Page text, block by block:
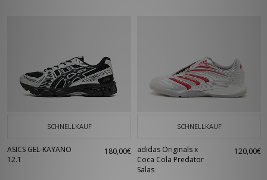
SCHNELLKAUF
ASICS GEL-KAYANO
12.1
180,00€
SCHNELLKAUF
adidas Originals x
Coca Cola Predator
Salas
120,00€